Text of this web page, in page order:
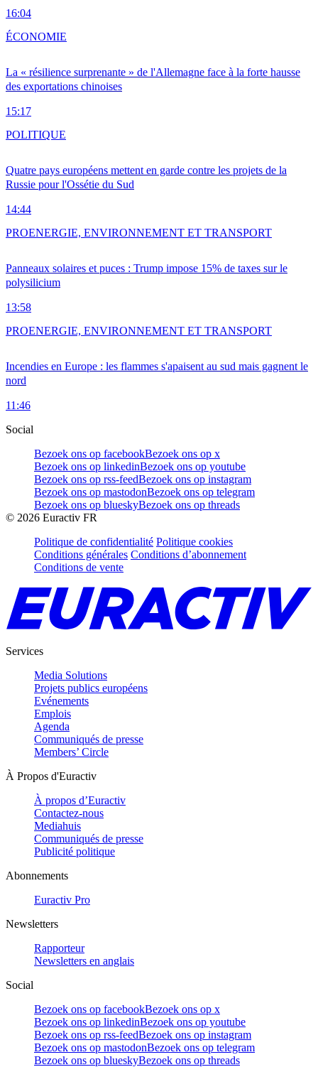
16:04
La « résilience surprenante » de l'Allemagne face à la forte hausse
des exportations chinoises
15:17
ÉCONOMIE
Quatre pays européens mettent en garde contre les projets de la
Russie pour l'Ossétie du Sud
14:44
POLITIQUE
Panneaux solaires et puces : Trump impose 15% de taxes sur le
polysilicium
13:58
PROENERGIE, ENVIRONNEMENT ET TRANSPORT
Incendies en Europe : les flammes s'apaisent au sud mais gagnent le
nord
11:46
PROENERGIE, ENVIRONNEMENT ET TRANSPORT
Social
Bezoek ons op facebookBezoek ons op x
Bezoek ons op linkedinBezoek ons op youtube
Bezoek ons op rss-feedBezoek ons op instagram
Bezoek ons op mastodonBezoek ons op telegram
Bezoek ons op blueskyBezoek ons op threads
© 2026 Euractiv FR
Politique de confidentialité Politique cookies
Conditions générales Conditions d’abonnement
Conditions de vente
Services
Media Solutions
Projets publics européens
Evénements
Emplois
Agenda
Communiqués de presse
Members’ Circle
À Propos d'Euractiv
À propos d’Euractiv
Contactez-nous
Mediahuis
Communiqués de presse
Publicité politique
Abonnements
Euractiv Pro
Newsletters
Rapporteur
Newsletters en anglais
Social
Bezoek ons op facebookBezoek ons op x
Bezoek ons op linkedinBezoek ons op youtube
Bezoek ons op rss-feedBezoek ons op instagram
Bezoek ons op mastodonBezoek ons op telegram
Bezoek ons op blueskyBezoek ons op threads